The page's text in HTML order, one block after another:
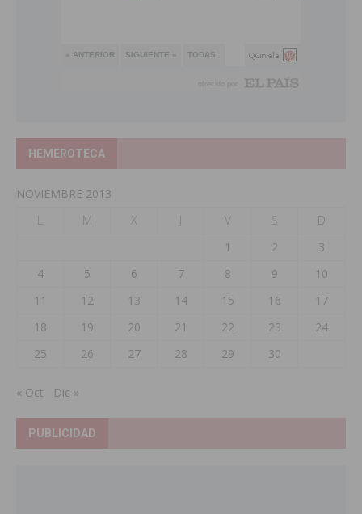
HEMEROTECA
NOVIEMBRE 2013
L
M X J V S
D
1
2
3
4
5 6 7 8 9
10
11
12 13 14 15 16
17
18
19 20 21 22 23
24
25
26 27 28 29 30
« Oct Dic »
PUBLICIDAD